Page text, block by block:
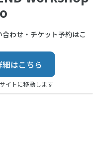
合わせ・チケット予約はこ
細はこちら
イトに移動します